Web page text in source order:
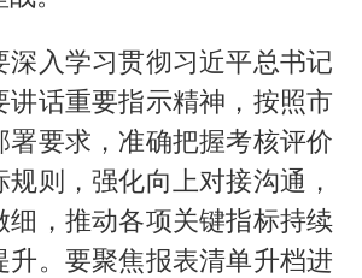
深入学习贯彻习近平总书记
讲话重要指示精神，按照市
署要求，准确把握考核评价
则，强化向上对接沟通，
细，推动各项关键指标持续
升。要聚焦报表清单升档进